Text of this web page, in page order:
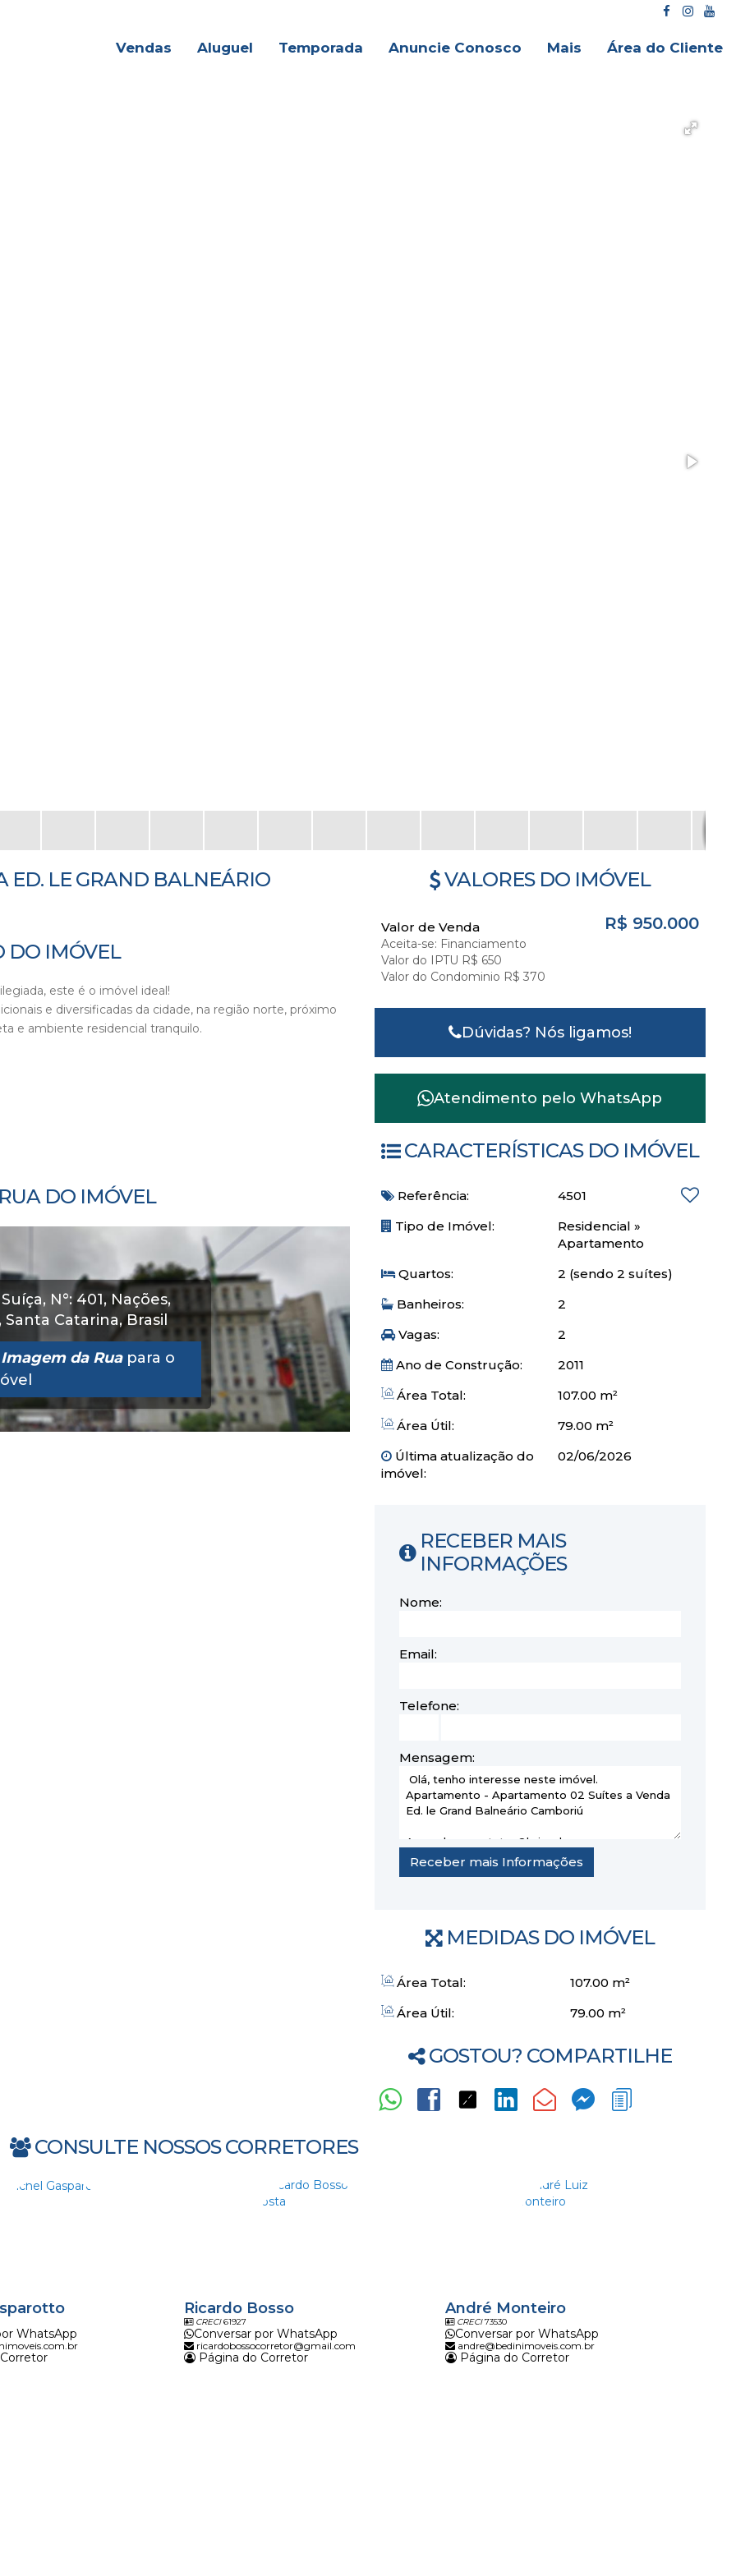
Área do Cliente
Mais
Anuncie Conosco
Temporada
Aluguel
Vendas
ED. LE GRAND BALNEÁRIO
DO IMÓVEL
este é o imóvel ideal!
e diversificadas da cidade, na região norte, próximo
e ambiente residencial tranquilo.
DO IMÓVEL
, N°: 401, Nações,
,Santa Catarina,Brasil
Imagem da Ruapara o
VALORES DO IMÓVEL
R$ 950.000
Valor de Venda
Aceita-se: Financiamento
Valor do IPTU R$ 650
Valor do Condominio R$ 370
Dúvidas? Nós ligamos!
Atendimento peloWhatsApp
CARACTERÍSTICAS DO IMÓVEL
Referência:
4501
Tipo de Imóvel:
Residencial »
Apartamento
Quartos:
2 (sendo 2 suítes)
Banheiros:
2
Vagas:
2
Ano de Construção:
2011
Área Total:
107.00 m²
Área Útil:
79.00 m²
Última atualização do
imóvel:
02/06/2026
RECEBER MAIS
INFORMAÇÕES
Nome:
Email:
Telefone:
Mensagem:
MEDIDAS DO IMÓVEL
Área Total: 107.00 m²
Área Útil:
79.00 m²
GOSTOU? COMPARTILHE
CONSULTE NOSSOS CORRETORES
WhatsApp
Ricardo Bosso
CRECI61927
Conversar por WhatsApp
ricardobossocorretor@gmail.com
Página do Corretor
André Monteiro
CRECI73530
Conversar por WhatsApp
andre@bedinimoveis.com.br
Página do Corretor